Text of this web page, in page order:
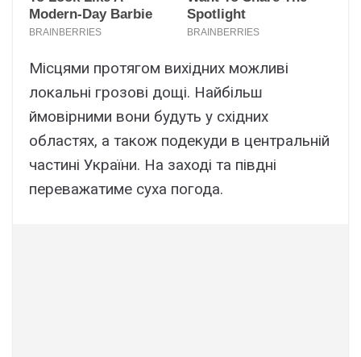
Місцями протягом вихідних можливі
локальні грозові дощі. Найбільш
ймовірними вони будуть у східних
областях, а також подекуди в центральній
частині України. На заході та півдні
переважатиме суха погода.